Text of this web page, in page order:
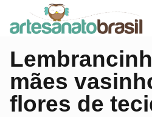
mães
flores de